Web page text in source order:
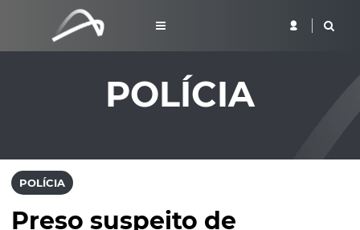
POLÍCIA
POLÍCIA
Preso suspeito de